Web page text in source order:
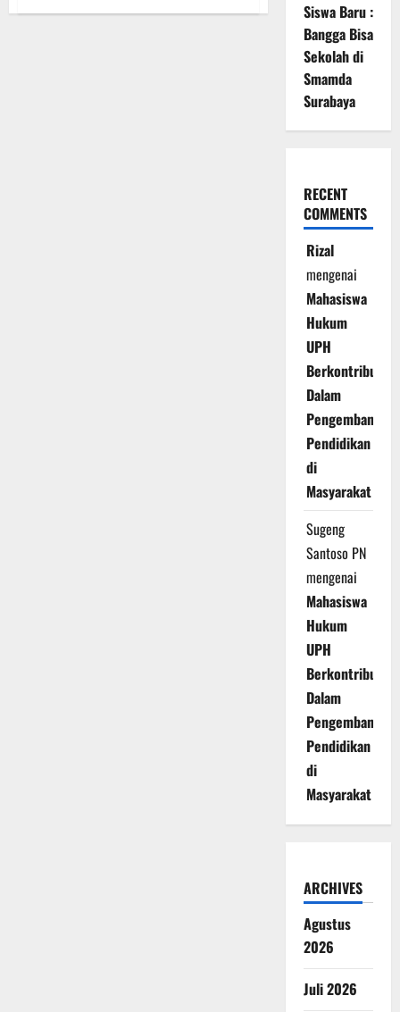
SMP
Siswa Baru :
Bangga Bisa
Sekolah di
Smamda
Surabaya
RECENT
COMMENTS
Rizal
mengenai
Mahasiswa
Hukum
UPH
Berkontribusi
Dalam
Pengembangan
Pendidikan
di
Masyarakat
Sugeng
Santoso PN
mengenai
Mahasiswa
Hukum
UPH
Berkontribusi
Dalam
Pengembangan
Pendidikan
di
Masyarakat
ARCHIVES
Agustus
2026
Juli 2026